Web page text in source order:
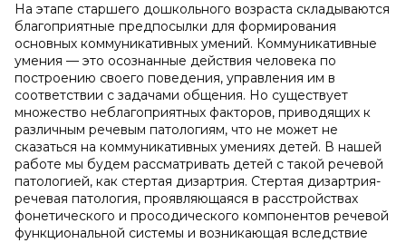
На этапе старшего дошкольного возраста складываются
благоприятные предпосылки для формирования
основных коммуникативных умений. Коммуникативные
умения — это осознанные действия человека по
построению своего поведения, управления им в
соответствии с задачами общения. Но существует
множество неблагоприятных факторов, приводящих к
различным речевым патологиям, что не может не
сказаться на коммуникативных умениях детей. В нашей
работе мы будем рассматривать детей с такой речевой
патологией, как стертая дизартрия. Стертая дизартрия-
речевая патология, проявляющаяся в расстройствах
фонетического и просодического компонентов речевой
функциональной системы и возникающая вследствие